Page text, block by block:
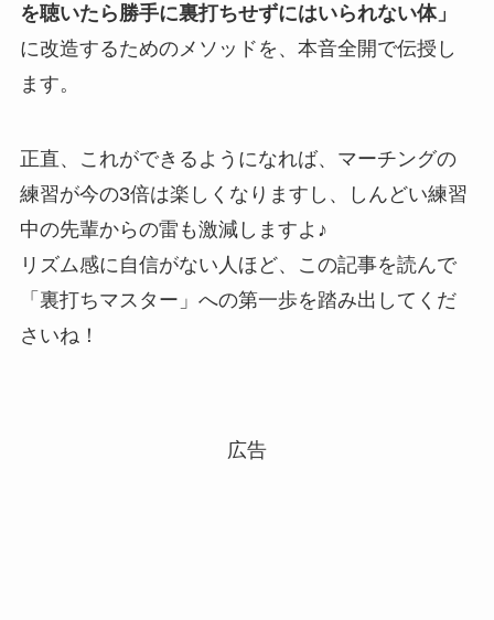
を聴いたら勝手に裏打ちせずにはいられない体」
に改造するためのメソッドを、本音全開で伝授し
ます。
正直、これができるようになれば、マーチングの
練習が今の3倍は楽しくなりますし、しんどい練習
中の先輩からの雷も激減しますよ♪
リズム感に自信がない人ほど、この記事を読んで
「裏打ちマスター」への第一歩を踏み出してくだ
さいね！
広告